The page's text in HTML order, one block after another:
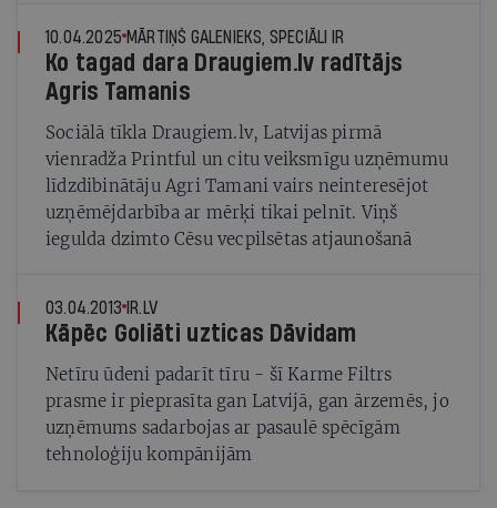
10.04.2025 MĀRTIŅŠ GALENIEKS, SPECIĀLI IR
Ko tagad dara Draugiem.lv radītājs
Agris Tamanis
Sociālā tīkla Draugiem.lv, Latvijas pirmā
vienradža Printful un citu veiksmīgu uzņēmumu
līdzdibinātāju Agri Tamani vairs neinteresējot
uzņēmējdarbība ar mērķi tikai pelnīt. Viņš
iegulda dzimto Cēsu vecpilsētas atjaunošanā
03.04.2013 IR.LV
Kāpēc Goliāti uzticas Dāvidam
Netīru ūdeni padarīt tīru - šī Karme Filtrs
prasme ir pieprasīta gan Latvijā, gan ārzemēs, jo
uzņēmums sadarbojas ar pasaulē spēcīgām
tehnoloģiju kompānijām